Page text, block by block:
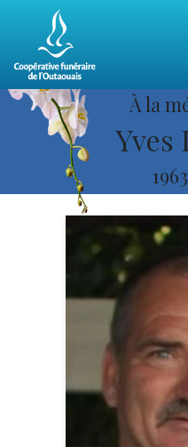
À la
Yves
1963